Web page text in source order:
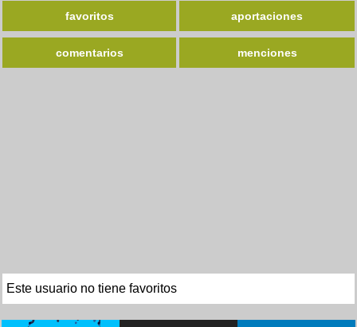
favoritos aportaciones
comentarios menciones
Este usuario no tiene favoritos